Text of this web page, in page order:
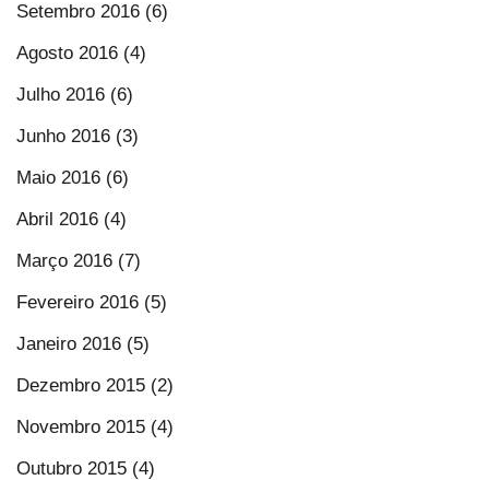
Setembro 2016 (6)
Agosto 2016 (4)
Julho 2016 (6)
Junho 2016 (3)
Maio 2016 (6)
Abril 2016 (4)
Março 2016 (7)
Fevereiro 2016 (5)
Janeiro 2016 (5)
Dezembro 2015 (2)
Novembro 2015 (4)
Outubro 2015 (4)